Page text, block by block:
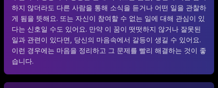
하지 않더라도 다른 사람을 통해 소식을 듣거나 어떤 일을 관찰하
게 됨을 뜻해요. 또는 자신이 참여할 수 없는 일에 대해 관심이 있
다는 신호일 수도 있어요. 만약 이 꿈이 떳떳하지 않거나 잘못된
일과 관련이 있다면, 당신의 마음속에서 갈등이 생길 수 있어요.
이런 경우에는 마음을 정리하고 그 문제를 빨리 해결하는 것이 좋
습니다.